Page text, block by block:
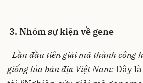
3. Nhóm sự kiện về gene
- Lần đầu tiên giải mã thành công
giống lúa bản địa Việt Nam:Đây